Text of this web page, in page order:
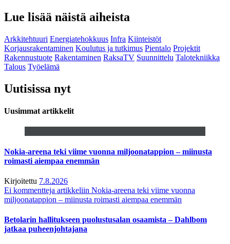
Lue lisää näistä aiheista
Arkkitehtuuri Energiatehokkuus Infra Kiinteistöt
Korjausrakentaminen Koulutus ja tutkimus Pientalo Projektit
Rakennustuote Rakentaminen RaksaTV Suunnittelu Talotekniikka
Talous Työelämä
Uutisissa nyt
Uusimmat artikkelit
Nokia-areena teki viime vuonna miljoonatappion – miinusta
roimasti aiempaa enemmän
Kirjoitettu 7.8.2026
Ei kommentteja artikkeliin Nokia-areena teki viime vuonna
miljoonatappion – miinusta roimasti aiempaa enemmän
Betolarin hallitukseen puolustusalan osaamista – Dahlbom
jatkaa puheenjohtajana